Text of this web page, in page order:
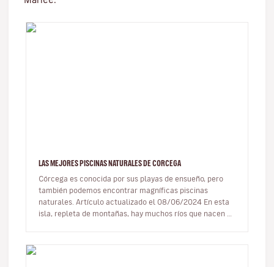
LAS MEJORES PISCINAS NATURALES DE CORCEGA
Córcega es conocida por sus playas de ensueño, pero
también podemos encontrar magníficas piscinas
naturales. Artículo actualizado el 08/06/2024 En esta
isla, repleta de montañas, hay muchos ríos que nacen en